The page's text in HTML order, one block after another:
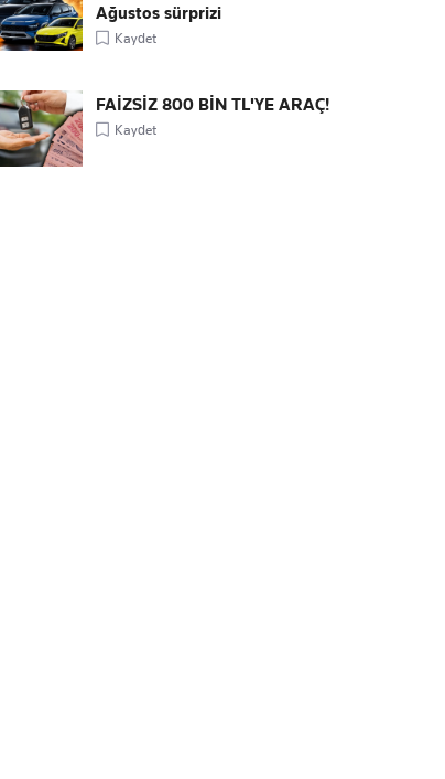
Ağustos sürprizi
Kaydet
FAİZSİZ 800 BİN TL'YE ARAÇ!
Kaydet